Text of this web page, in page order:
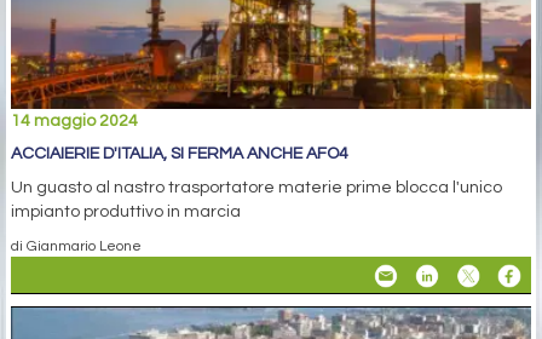
14 maggio 2024
ACCIAIERIE D'ITALIA, SI FERMA ANCHE AFO4
Un guasto al nastro trasportatore materie prime blocca l'unico
impianto produttivo in marcia
di Gianmario Leone